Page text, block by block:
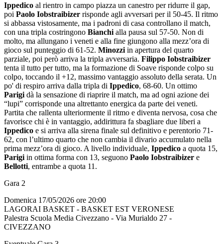
Ippedico al rientro in campo piazza un canestro per ridurre il gap,
poi Paolo Iobstraibizer risponde agli avversari per il 50-45. Il ritmo
si abbassa vistosamente, ma i padroni di casa controllano il match,
con una tripla costringono Bianchi alla pausa sul 57-50. Non di
molto, ma allungano i veneti e alla fine giungono alla mezz’ora di
gioco sul punteggio di 61-52. Minozzi in apertura del quarto
parziale, poi però arriva la tripla avversaria. Filippo Iobstraibizer
tenta il tutto per tutto, ma la formazione di Soave risponde colpo su
colpo, toccando il +12, massimo vantaggio assoluto della serata. Un
po' di respiro arriva dalla tripla di Ippedico, 68-60. Un ottimo
Parigi dà la sensazione di riaprire il match, ma ad ogni azione dei
“lupi” corrisponde una altrettanto energica da parte dei veneti.
Partita che rallenta ulteriormente il ritmo e diventa nervosa, cosa che
favorisce chi è in vantaggio, addirittura fa sbagliare due liberi a
Ippedico e si arriva alla sirena finale sul definitivo e perentorio 71-
62, con l’ultimo quarto che non cambia il divario accumulato nella
prima mezz’ora di gioco. A livello individuale, Ippedico a quota 15,
Parigi in ottima forma con 13, seguono Paolo Iobstraibizer e
Bellotti, entrambe a quota 11.
Gara 2
Domenica 17/05/2026 ore 20:00
LAGORAI BASKET - BASKET EST VERONESE
Palestra Scuola Media Civezzano - Via Murialdo 27 -
CIVEZZANO